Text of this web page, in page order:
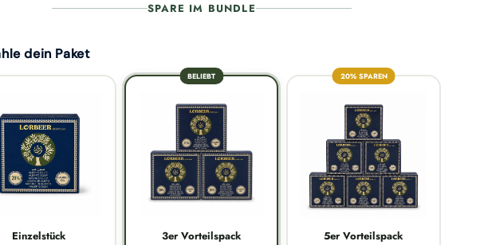
SPARE IM BUNDLE
dein Paket
Einzelstück
BELIEBT
3er Vorteilspack
20% SPAREN
5er Vorteilspack